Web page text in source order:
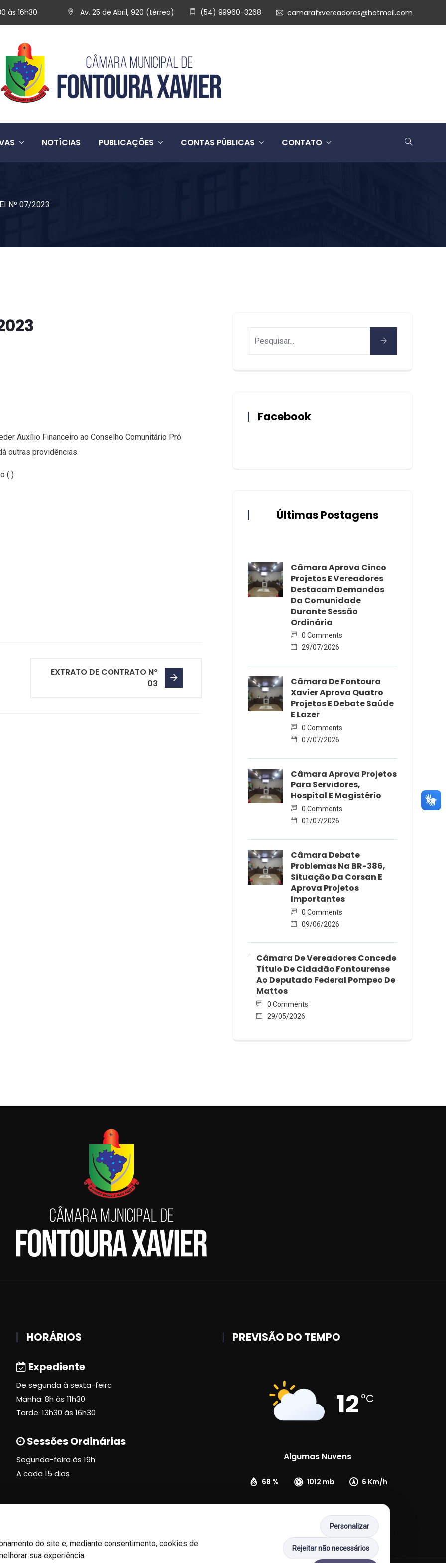
às 16h30. Av. 25 de Abril, 920 (térreo) (54) 99960-3268 camarafxvereadores@hotmail.com
NOTÍCIAS PUBLICAÇÕES CONTAS PÚBLICAS CONTATO
Nº 07/2023
Auxílio Financeiro ao Conselho Comunitário Pró
outras providências.
( )
EXTRATO DE CONTRATO Nº
03
Facebook
Últimas Postagens
Câmara Aprova Cinco
Projetos E Vereadores
Destacam Demandas
Da Comunidade
Durante Sessão
Ordinária
0 Comments
29/07/2026
Câmara De Fontoura
Xavier Aprova Quatro
Projetos E Debate Saúde
E Lazer
0 Comments
07/07/2026
Câmara Aprova Projetos
Para Servidores,
Hospital E Magistério
0 Comments
01/07/2026
Câmara Debate
Problemas Na BR-386,
Situação Da Corsan E
Aprova Projetos
Importantes
0 Comments
09/06/2026
Câmara De Vereadores Concede
Título De Cidadão Fontourense
Ao Deputado Federal Pompeo De
Mattos
0 Comments
29/05/2026
HORÁRIOS
Expediente
De segunda à sexta-feira
Manhã: 8h às 11h30
Tarde: 13h30 às 16h30
Sessões Ordinárias
Segunda-feira às 19h
A cada 15 dias
PREVISÃO DO TEMPO
12 °C
Algumas Nuvens
68 % 1012 mb 6 Km/h
do site e, mediante consentimento, cookies de
sua experiência.
Personalizar
Rejeitar não necessários